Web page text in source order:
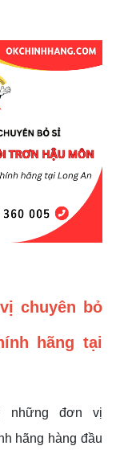
chuyên bỏ
hãng tại
những đơn vị
hãng hàng đầu